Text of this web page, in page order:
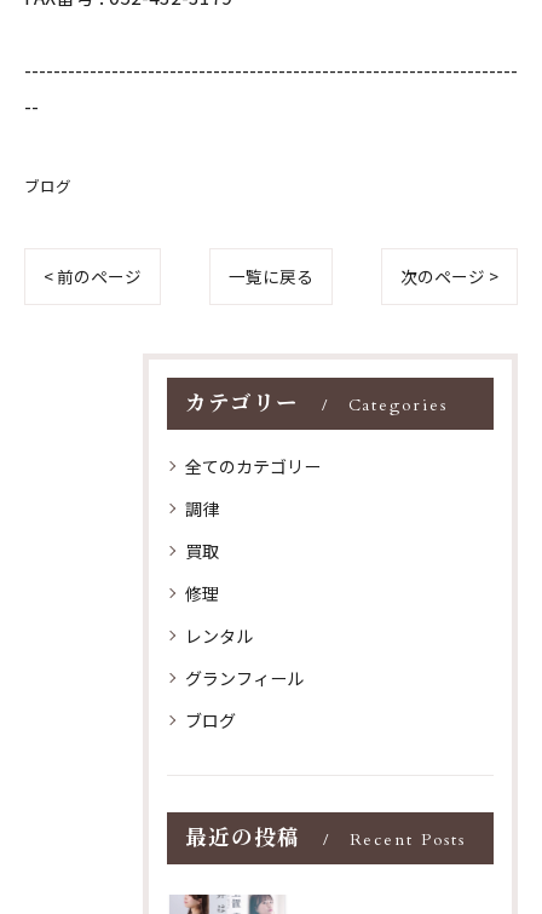
--------------------------------------------------------------------
--
ブログ
< 前のページ 一覧に戻る 次のページ >
カテゴリー Categories
全てのカテゴリー
調律
買取
修理
レンタル
グランフィール
ブログ
最近の投稿 Recent Posts